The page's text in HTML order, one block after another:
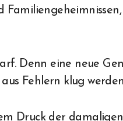
Denn eine neue
Fehlern klug
Druck der